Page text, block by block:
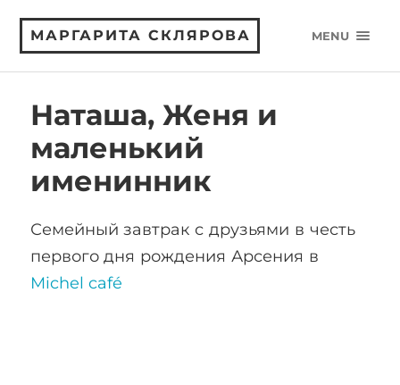
МАРГАРИТА СКЛЯРОВА MENU
Наташа, Женя и
маленький
именинник
Семейный завтрак с друзьями в честь
первого дня рождения Арсения в
Michel café